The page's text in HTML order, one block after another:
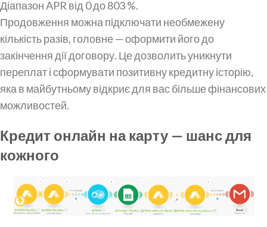
Діапазон APR від 0 до 803 %.
Продовження можна підключати необмежену
кількість разів, головне — оформити його до
закінчення дії договору. Це дозволить уникнути
переплат і сформувати позитивну кредитну історію,
яка в майбутньому відкриє для вас більше фінансових
можливостей.
Кредит онлайн на карту — шанс для
кожного